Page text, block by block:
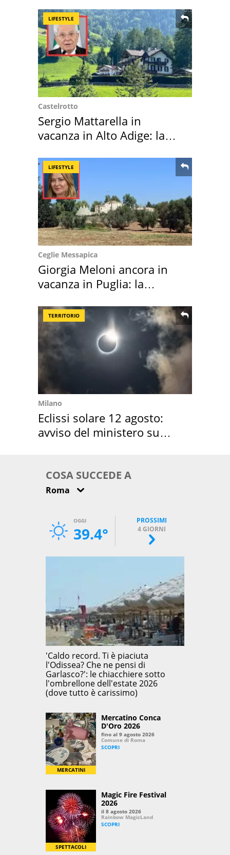
LIFESTYLE
Castelrotto
Sergio Mattarella in
vacanza in Alto Adige: la
LIFESTYLE
Ceglie Messapica
Giorgia Meloni ancora in
vacanza in Puglia: la
TERRITORIO
Milano
Eclissi solare 12 agosto:
avviso del ministero su